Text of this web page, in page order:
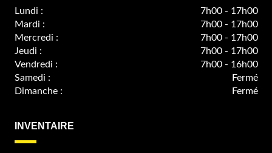
Lundi :
7h00 - 17h00
Mardi :
7h00 - 17h00
Mercredi :
7h00 - 17h00
Jeudi :
7h00 - 17h00
Vendredi :
7h00 - 16h00
Samedi :
Fermé
Dimanche :
Fermé
INVENTAIRE